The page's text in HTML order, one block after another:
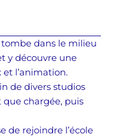
tombe dans le milieu
y découvre une
et l’animation.
de divers studios
que chargée, puis
de rejoindre l’école